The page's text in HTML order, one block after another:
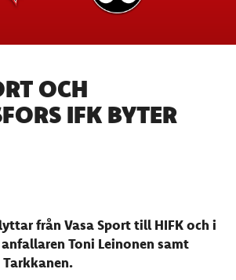
OCH
IFK BYTER
från Vasa Sport till HIFK och i
Toni Leinonen samt